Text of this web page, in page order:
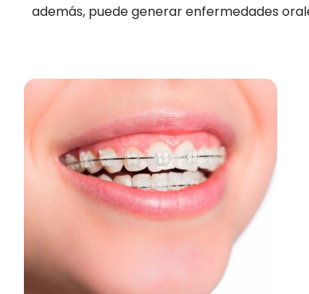
además, puede generar enfermedades